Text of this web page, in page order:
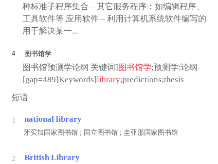
种标准子程序集合 – 其它服务程序：如编辑程序、
工具软件等 应用软件 – 利用计算机系统软件编写的
用于解决某一...
4 图书馆学
图书馆预测学论纲 关键词] 图书馆学;预测学;论纲
[gap=489]Keywords]library;predictions;thesis
短语
1 national library
牙买加国家图书馆 ; 国立图书馆 ; 圭亚那国家图书馆
2 British Library